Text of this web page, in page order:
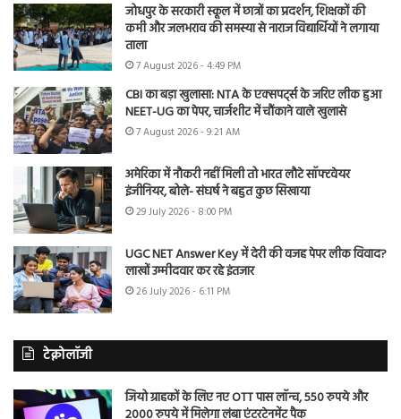
जोधपुर के सरकारी स्कूल में छात्रों का प्रदर्शन, शिक्षकों की
कमी और जलभराव की समस्या से नाराज विद्यार्थियों ने लगाया
ताला
7 August 2026 - 4:49 PM
CBI का बड़ा खुलासा: NTA के एक्सपर्ट्स के जरिए लीक हुआ
NEET-UG का पेपर, चार्जशीट में चौंकाने वाले खुलासे
7 August 2026 - 9:21 AM
अमेरिका में नौकरी नहीं मिली तो भारत लौटे सॉफ्टवेयर
इंजीनियर, बोले- संघर्ष ने बहुत कुछ सिखाया
29 July 2026 - 8:00 PM
UGC NET Answer Key में देरी की वजह पेपर लीक विवाद?
लाखों उम्मीदवार कर रहे इंतजार
26 July 2026 - 6:11 PM
टेक्नोलॉजी
जियो ग्राहकों के लिए नए OTT पास लॉन्च, 550 रुपये और